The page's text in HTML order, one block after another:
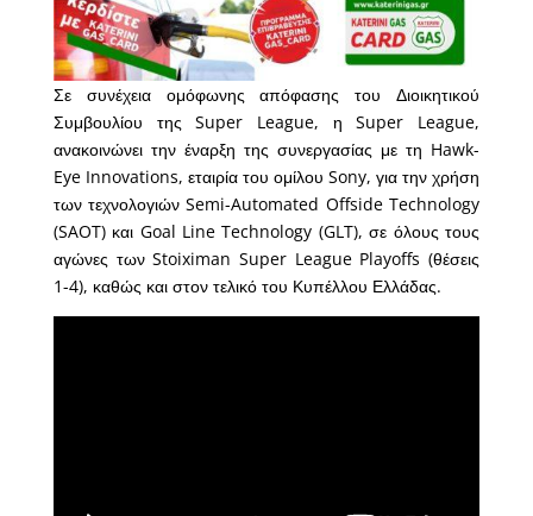
Σε συνέχεια ομόφωνης απόφασης του Διοικητικού
Συμβουλίου της Super League, η Super League,
ανακοινώνει την έναρξη της συνεργασίας με τη Hawk-
Eye Innovations, εταιρία του ομίλου Sony, για την χρήση
των τεχνολογιών Semi-Automated Offside Technology
(SAOT) και Goal Line Technology (GLT), σε όλους τους
αγώνες των Stoiximan Super League Playoffs (θέσεις
1-4), καθώς και στον τελικό του Κυπέλλου Ελλάδας.